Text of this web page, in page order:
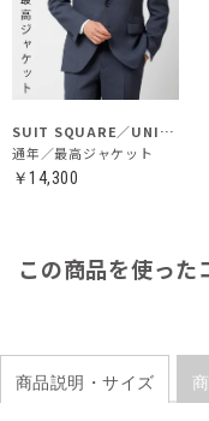
SUIT SQUARE／UNIVERSAL LANGUAGE
通年／最高ジャケット
￥14,300
この商品を使った
商品説明・サイズ